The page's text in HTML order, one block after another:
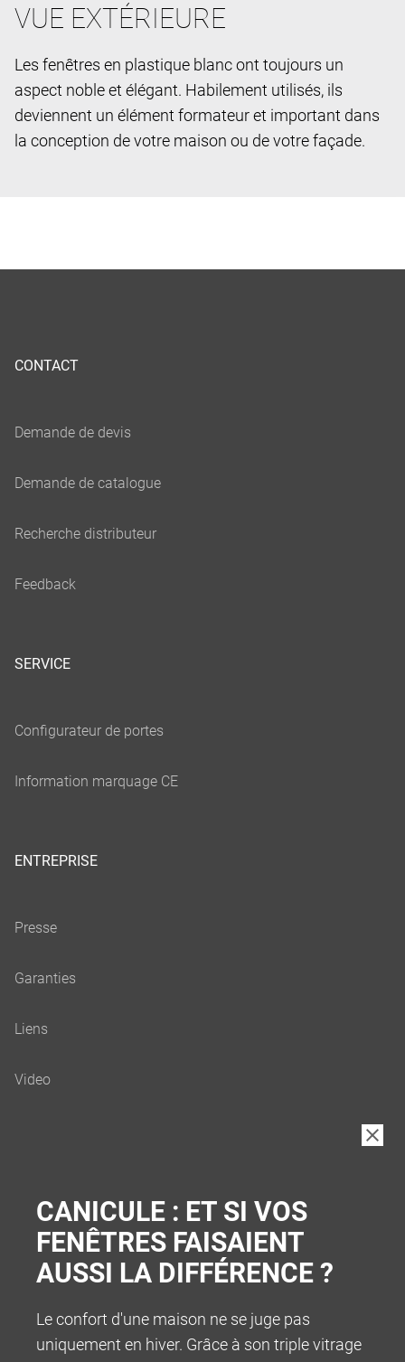
VUE EXTÉRIEURE
Les fenêtres en plastique blanc ont toujours un
aspect noble et élégant. Habilement utilisés, ils
deviennent un élément formateur et important dans
la conception de votre maison ou de votre façade.
CONTACT
SERVICE
ENTREPRISE
CANICULE : ET SI VOS
FENÊTRES FAISAIENT
AUSSI LA DIFFÉRENCE ?
Le confort d'une maison ne se juge pas
uniquement en hiver. Grâce à son triple vitrage